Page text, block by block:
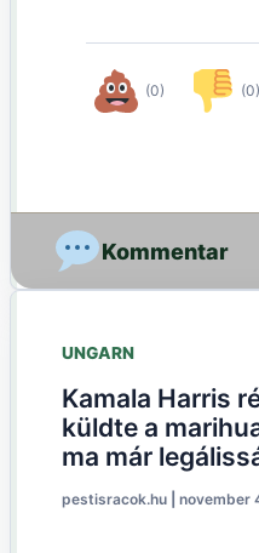
(0) (0)
UNGARN
Kamala Harris
küldte a
ma már
pestisracok.hu november